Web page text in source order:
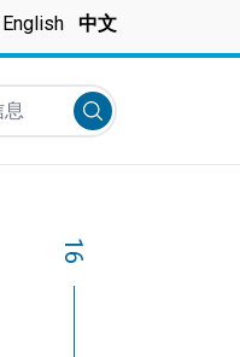
English 中文
Submit search
16